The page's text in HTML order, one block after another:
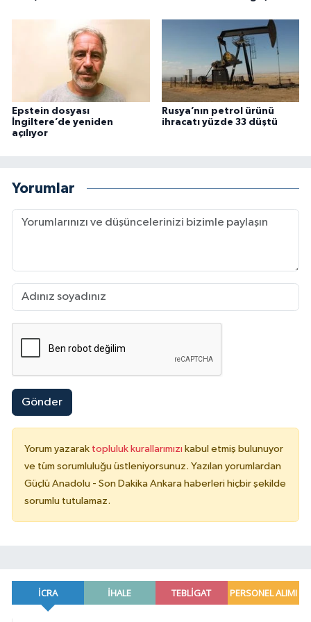
Epstein dosyası
İngiltere’de yeniden
açılıyor
Rusya’nın petrol ürünü
ihracatı yüzde 33 düştü
Yorumlar
Gönder
Yorum yazarak topluluk kurallarımızı kabul etmiş bulunuyor
ve tüm sorumluluğu üstleniyorsunuz. Yazılan yorumlardan
Güçlü Anadolu - Son Dakika Ankara haberleri hiçbir şekilde
sorumlu tutulamaz.